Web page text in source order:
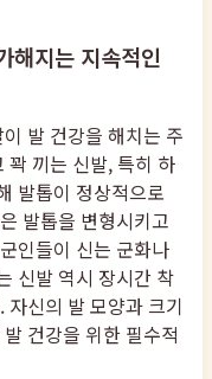
해지는 지속적인
발 건강을 해치는 주
꽉 끼는 신발, 특히 하
발톱이 정상적으로
발톱을 변형시키고
인들이 신는 군화나
신발 역시 장시간 착
신의 발 모양과 크기
건강을 위한 필수적